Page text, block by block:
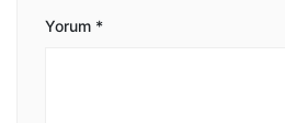
Yorum *